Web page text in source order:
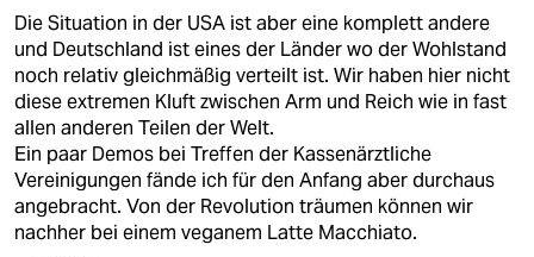
Die Situation in der USA ist aber eine komplett andere
und Deutschland ist eines der Länder wo der Wohlstand
noch relativ gleichmäßig verteilt ist. Wir haben hier nicht
diese extremen Kluft zwischen Arm und Reich wie in fast
allen anderen Teilen der Welt.
Ein paar Demos bei Treffen der Kassenärztliche
Vereinigungen fände ich für den Anfang aber durchaus
angebracht. Von der Revolution träumen können wir
nachher bei einem veganem Latte Macchiato.